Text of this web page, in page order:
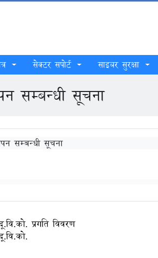
सेक्टर सपोर्ट साइबर सुरक्षा
सम्बन्धी सूचना
सम्बन्धी सूचना
प्रगति विवरण